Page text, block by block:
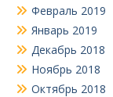
Февраль 2019
Январь 2019
Декабрь 2018
Ноябрь 2018
Октябрь 2018